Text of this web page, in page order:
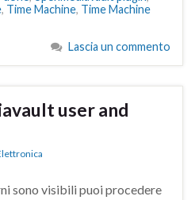
, Time Machine, Time Machine
Lascia un commento
user and
sono visibili puoi procedere